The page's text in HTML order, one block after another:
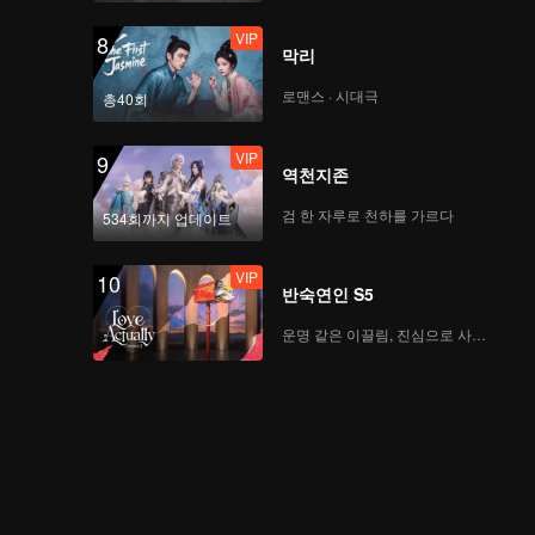
Cinta | WeTV Always
More 2024
Mati | WeTV Always
More 2024
Api | WeTV Always
More 2024
8
총40회
VIP
막리
로맨스 · 시대극
9
534회까지 업데이트
VIP
역천지존
검 한 자루로 천하를 가르다
10 VIP
반숙연인 S5
운명 같은 이끌림, 진심으로 사랑하다